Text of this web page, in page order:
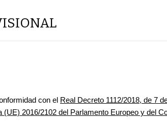
con el Real Decreto 1112/2018, de 7
(UE) 2016/2102 del Parlamento Europeo y del